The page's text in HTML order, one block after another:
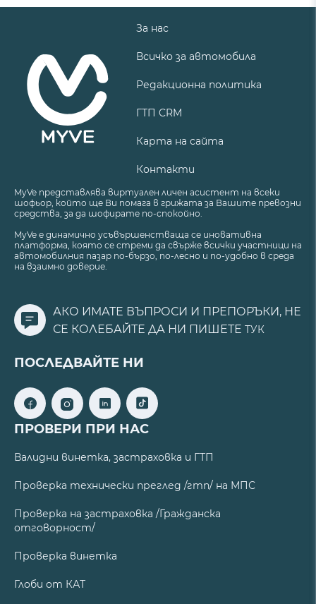
За нас
Всичко за автомобила
Редакционна политика
ГТП CRM
Карта на сайта
Контакти
MyVe представлява виртуален личен асистент на всеки
шофьор, който ще Ви помага в грижата за Вашите превозни
средства, за да шофирате по-спокойно.
MyVe е динамично усъвършенстваща се иновативна
платформа, която се стреми да свърже всички участници на
автомобилния пазар по-бързо, по-лесно и по-удобно в среда
на взаимно доверие.
АКО ИМАТЕ ВЪПРОСИ И ПРЕПОРЪКИ, НЕ
СЕ КОЛЕБАЙТЕ ДА НИ ПИШЕТЕ ТУК
ПОСЛЕДВАЙТЕ НИ
ПРОВЕРИ ПРИ НАС
Валидни винетка, застраховка и ГТП
Проверка технически преглед /гтп/ на МПС
Проверка на застраховка /Гражданска
отговорност/
Проверка винетка
Глоби от КАТ